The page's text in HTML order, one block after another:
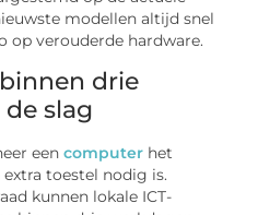
modellen altijd snel
op verouderde hardware.
drie
slag
eencomputer het
toestel nodig is.
kunnen lokale ICT-